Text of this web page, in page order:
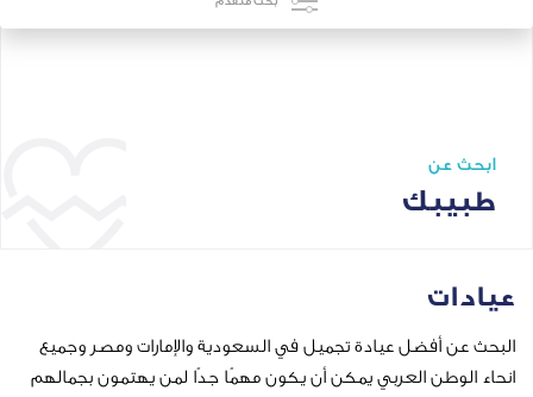
ابحث عن طبيب يناسبك
تجميل في السعودية والإمارات ومصر وجميع
يمكن أن يكون مهمًا جدًا لمن يهتمون بجمالهم